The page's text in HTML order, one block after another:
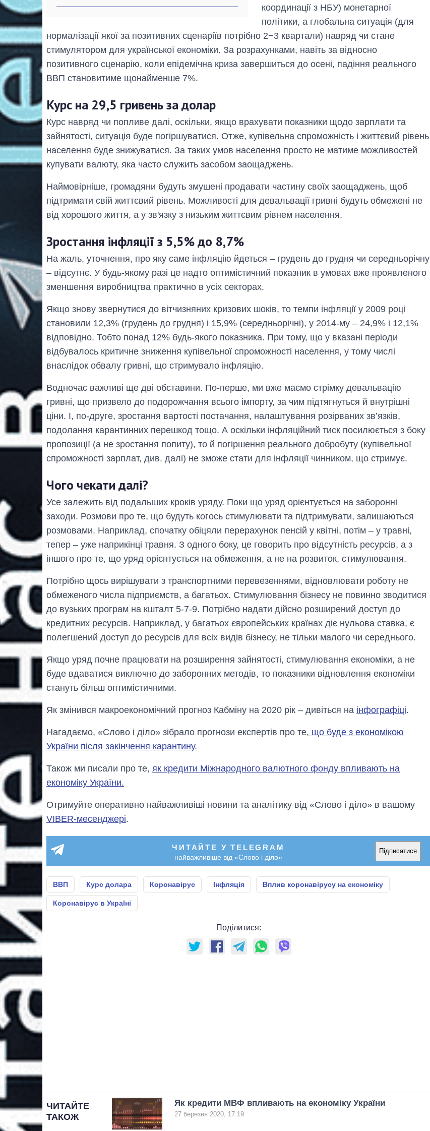
координації з НБУ) монетарної
політики, а глобальна ситуація (для
нормалізації якої за позитивних сценаріїв потрібно 2−3 квартали) навряд чи стане
стимулятором для української економіки. За розрахунками, навіть за відносно
позитивного сценарію, коли епідемічна криза завершиться до осені, падіння реального
ВВП становитиме щонайменше 7%.
Курс на 29,5 гривень за долар
Курс навряд чи попливе далі, оскільки, якщо врахувати показники щодо зарплати та
зайнятості, ситуація буде погіршуватися. Отже, купівельна спроможність і життєвий рівень
населення буде знижуватися. За таких умов населення просто не матиме можливостей
купувати валюту, яка часто служить засобом заощаджень.
Наймовірніше, громадяни будуть змушені продавати частину своїх заощаджень, щоб
підтримати свій життєвий рівень. Можливості для девальвації гривні будуть обмежені не
від хорошого життя, а у зв'язку з низьким життєвим рівнем населення.
Зростання інфляції з 5,5% до 8,7%
На жаль, уточнення, про яку саме інфляцію йдеться – грудень до грудня чи середньорічну
– відсутнє. У будь-якому разі це надто оптимістичний показник в умовах вже проявленого
зменшення виробництва практично в усіх секторах.
Якщо знову звернутися до вітчизняних кризових шоків, то темпи інфляції у 2009 році
становили 12,3% (грудень до грудня) і 15,9% (середньорічні), у 2014-му – 24,9% і 12,1%
відповідно. Тобто понад 12% будь-якого показника. При тому, що у вказані періоди
відбувалось критичне зниження купівельної спроможності населення, у тому числі
внаслідок обвалу гривні, що стримувало інфляцію.
Водночас важливі ще дві обставини. По-перше, ми вже маємо стрімку девальвацію
гривні, що призвело до подорожчання всього імпорту, за чим підтягнуться й внутрішні
ціни. І, по-друге, зростання вартості постачання, налаштування розірваних зв’язків,
подолання карантинних перешкод тощо. А оскільки інфляційний тиск посилюється з боку
пропозиції (а не зростання попиту), то й погіршення реального добробуту (купівельної
спроможності зарплат, див. далі) не зможе стати для інфляції чинником, що стримує.
Чого чекати далі?
Усе залежить від подальших кроків уряду. Поки що уряд орієнтується на заборонні
заходи. Розмови про те, що будуть когось стимулювати та підтримувати, залишаються
розмовами. Наприклад, спочатку обіцяли перерахунок пенсій у квітні, потім – у травні,
тепер – уже наприкінці травня. З одного боку, це говорить про відсутність ресурсів, а з
іншого про те, що уряд орієнтується на обмеження, а не на розвиток, стимулювання.
Потрібно щось вирішувати з транспортними перевезеннями, відновлювати роботу не
обмеженого числа підприємств, а багатьох. Стимулювання бізнесу не повинно зводитися
до вузьких програм на кшталт 5-7-9. Потрібно надати дійсно розширений доступ до
кредитних ресурсів. Наприклад, у багатьох європейських країнах діє нульова ставка, є
полегшений доступ до ресурсів для всіх видів бізнесу, не тільки малого чи середнього.
Якщо уряд почне працювати на розширення зайнятості, стимулювання економіки, а не
буде вдаватися виключно до заборонних методів, то показники відновлення економіки
стануть більш оптимістичними.
Як змінився макроекономічний прогноз Кабміну на 2020 рік – дивіться на інфографіці.
Нагадаємо, «Слово і діло» зібрало прогнози експертів про те, що буде з економікою
України після закінчення карантину.
Також ми писали про те, як кредити Міжнародного валютного фонду впливають на
економіку України.
Отримуйте оперативно найважливіші новини та аналітику від «Слово і діло» в вашому
VIBER-месенджері.
ЧИТАЙТЕ У TELEGRAM
найважливіше від «Слово і діло»
Підписатися
ВВП Курс долара Коронавірус Інфляція Вплив коронавірусу на економіку
Коронавірус в Україні
Поділитися:
ЧИТАЙТЕ
ТАКОЖ
Як кредити МВФ впливають на економіку України
27 березня 2020, 17:19